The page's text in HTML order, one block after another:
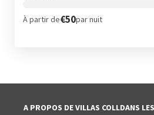
À partir de€50par nuit
A PROPOS DE VILLAS COLLDANS